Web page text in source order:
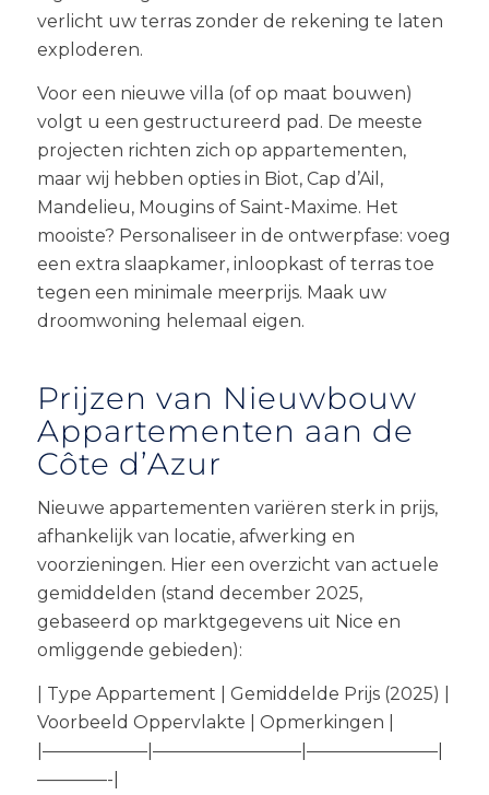
verlicht uw terras zonder de rekening te laten
exploderen.
Voor een nieuwe villa (of op maat bouwen)
volgt u een gestructureerd pad. De meeste
projecten richten zich op appartementen,
maar wij hebben opties in Biot, Cap d’Ail,
Mandelieu, Mougins of Saint-Maxime. Het
mooiste? Personaliseer in de ontwerpfase: voeg
een extra slaapkamer, inloopkast of terras toe
tegen een minimale meerprijs. Maak uw
droomwoning helemaal eigen.
Prijzen van Nieuwbouw
Appartementen aan de
Côte d’Azur
Nieuwe appartementen variëren sterk in prijs,
afhankelijk van locatie, afwerking en
voorzieningen. Hier een overzicht van actuele
gemiddelden (stand december 2025,
gebaseerd op marktgegevens uit Nice en
omliggende gebieden):
| Type Appartement | Gemiddelde Prijs (2025) |
Voorbeeld Oppervlakte | Opmerkingen |
|——————|————————–|———————–|
————-|